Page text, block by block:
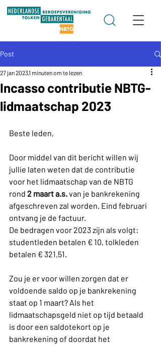
Post
Incasso contributie NBTG-
lidmaatschap 2023
27 jan 20231 minuten om te lezen
Beste leden,
Door middel van dit bericht willen wij
jullie laten weten dat de contributie
voor het lidmaatschap van de NBTG
rond 2 maart a.s. van je bankrekening
afgeschreven zal worden. Eind februari
ontvang je de factuur.
De bedragen voor 2023 zijn als volgt:
studentleden betalen € 10, tolkleden
betalen € 321,51.
Zou je er voor willen zorgen dat er
voldoende saldo op je bankrekening
staat op 1 maart? Als het
lidmaatschapsgeld niet op tijd betaald
is door een saldotekort op je
bankrekening of doordat het